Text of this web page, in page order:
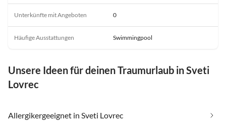
Unterkünfte mit Angeboten 0
Häufige Ausstattungen Swimmingpool
Unsere Ideen für deinen Traumurlaub in Sveti
Lovrec
Allergikergeeignet in Sveti Lovrec